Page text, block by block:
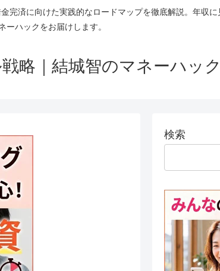
済に向けた実践的なロードマップを徹底解説。年収
ーハックをお届けします。
略｜結城智のマネーハック
検索